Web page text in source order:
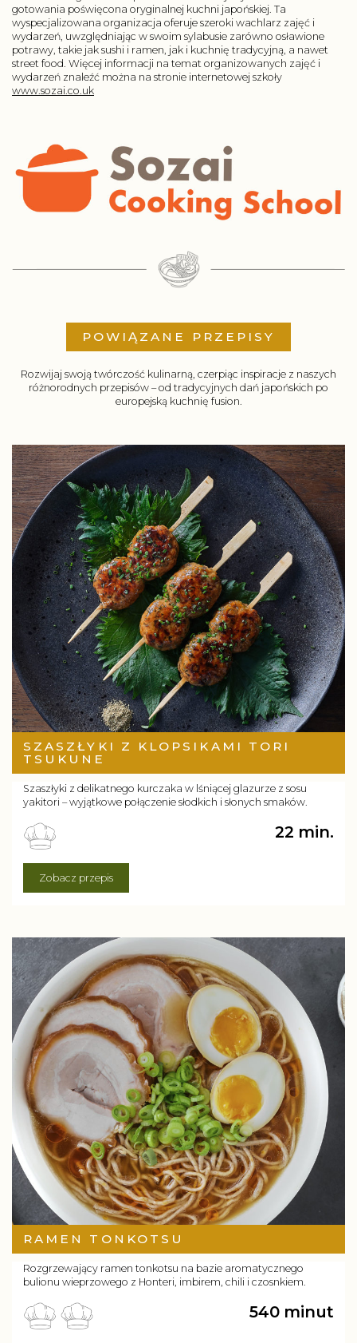
gotowania poświęcona oryginalnej kuchni japońskiej. Ta
wyspecjalizowana organizacja oferuje szeroki wachlarz zajęć i
wydarzeń, uwzględniając w swoim sylabusie zarówno osławione
potrawy, takie jak sushi i ramen, jak i kuchnię tradycyjną, a nawet
street food. Więcej informacji na temat organizowanych zajęć i
wydarzeń znaleźć można na stronie internetowej szkoły
www.sozai.co.uk
POWIĄZANE PRZEPISY
Rozwijaj swoją twórczość kulinarną, czerpiąc inspiracje z naszych
różnorodnych przepisów – od tradycyjnych dań japońskich po
europejską kuchnię fusion.
SZASZŁYKI Z KLOPSIKAMI TORI
TSUKUNE
Szaszłyki z delikatnego kurczaka w lśniącej glazurze z sosu
yakitori – wyjątkowe połączenie słodkich i słonych smaków.
22 min.
Zobacz przepis
RAMEN TONKOTSU
Rozgrzewający ramen tonkotsu na bazie aromatycznego
bulionu wieprzowego z Honteri, imbirem, chili i czosnkiem.
540 minut